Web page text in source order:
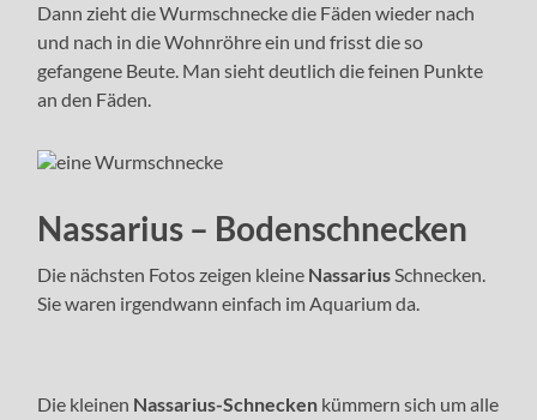
Dann zieht die Wurmschnecke die Fäden wieder nach
und nach in die Wohnröhre ein und frisst die so
gefangene Beute. Man sieht deutlich die feinen Punkte
an den Fäden.
Nassarius – Bodenschnecken
Die nächsten Fotos zeigen kleine NassariusSchnecken.
Sie waren irgendwann einfach im Aquarium da.
Die kleinen Nassarius-Schnecken kümmern sich um alle